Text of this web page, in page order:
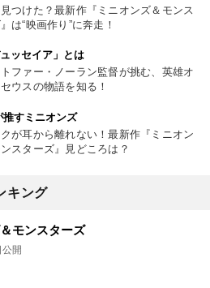
つけた？最新作『ミニオンズ＆モンス
は“映画作り”に奔走！
ュッセイア」とは
ファー・ノーラン監督が挑む、英雄オ
ウスの物語を知る！
推すミニオンズ
が耳から離れない！最新作『ミニオン
スターズ』見どころは？
キング
モンスターズ
開